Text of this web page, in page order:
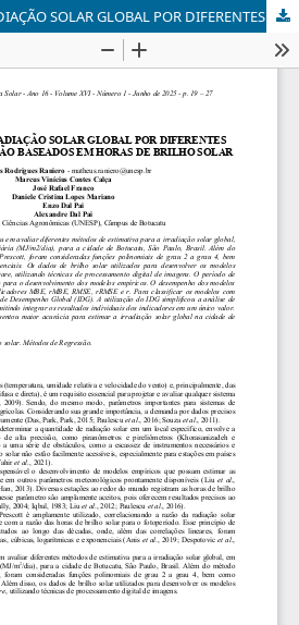
ESTIMATIVAS DE IRRADIAÇÃO SOLAR GLOBAL POR DIFERENTES MÉTODOS DE REGRESSÃO BASEADOS EM HORAS DE BRILHO SOLAR